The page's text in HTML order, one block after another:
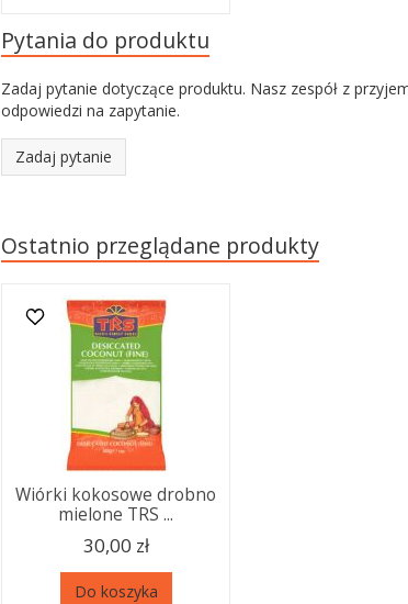
Pytania do produktu
Zadaj pytanie dotyczące produktu. Nasz zespół z
odpowiedzi na zapytanie.
Zadaj pytanie
Ostatnio przeglądane produkty
Wiórki kokosowe drobno
mielone TRS ...
30,00 zł
Do koszyka